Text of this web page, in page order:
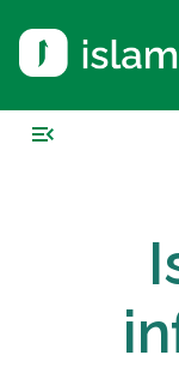
menu_open